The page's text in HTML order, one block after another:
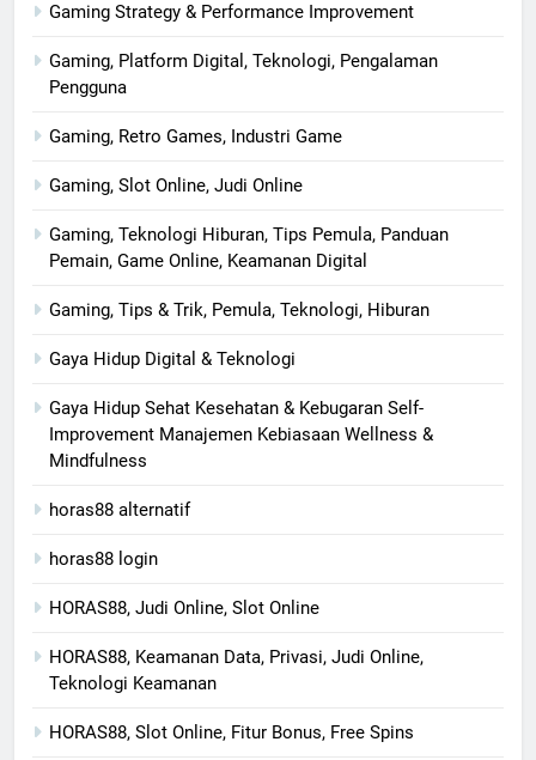
Gaming Strategy & Performance Improvement
Gaming, Platform Digital, Teknologi, Pengalaman
Pengguna
Gaming, Retro Games, Industri Game
Gaming, Slot Online, Judi Online
Gaming, Teknologi Hiburan, Tips Pemula, Panduan
Pemain, Game Online, Keamanan Digital
Gaming, Tips & Trik, Pemula, Teknologi, Hiburan
Gaya Hidup Digital & Teknologi
Gaya Hidup Sehat Kesehatan & Kebugaran Self-
Improvement Manajemen Kebiasaan Wellness &
Mindfulness
horas88 alternatif
horas88 login
HORAS88, Judi Online, Slot Online
HORAS88, Keamanan Data, Privasi, Judi Online,
Teknologi Keamanan
HORAS88, Slot Online, Fitur Bonus, Free Spins